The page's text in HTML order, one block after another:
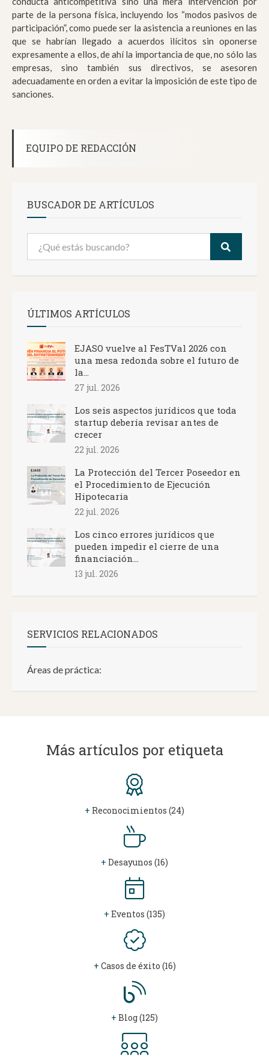
parte de la persona física, incluyendo los “modos pasivos de
participación”, como puede ser la asistencia a reuniones en las
que se habrían llegado a acuerdos ilícitos sin oponerse
expresamente a ellos, de ahí la importancia de que, no sólo las
empresas, sino también sus directivos, se asesoren
adecuadamente en orden a evitar la imposición de este tipo de
sanciones.
EQUIPO DE REDACCIÓN
BUSCADOR DE ARTÍCULOS
ÚLTIMOS ARTÍCULOS
EJASO vuelve al FesTVal 2026 con
una mesa redonda sobre el futuro de
la...
27 jul. 2026
Los seis aspectos jurídicos que toda
startup debería revisar antes de
crecer
22 jul. 2026
La Protección del Tercer Poseedor en
el Procedimiento de Ejecución
Hipotecaria
22 jul. 2026
Los cinco errores jurídicos que
pueden impedir el cierre de una
financiación...
13 jul. 2026
SERVICIOS RELACIONADOS
Áreas de práctica:
Más artículos por etiqueta
+ Reconocimientos (24)
+ Desayunos (16)
+ Eventos (135)
+ Casos de éxito (16)
+ Blog (125)